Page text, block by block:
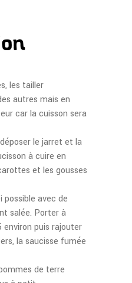
les tailler
autres mais en
car la cuisson sera
le jarret et la
à cuire en
et les gousses
possible avec de
salée. Porter à
puis rajouter
la saucisse fumée
de terre